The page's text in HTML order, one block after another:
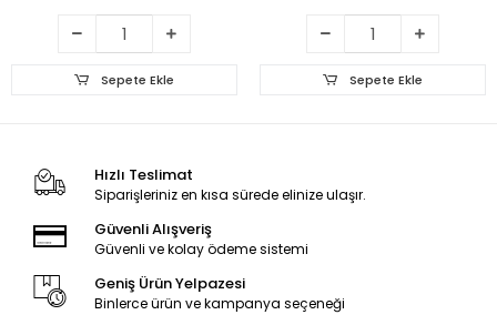
Sepete Ekle Sepete Ekle
Hızlı Teslimat
Siparişleriniz en kısa sürede elinize ulaşır.
Güvenli Alışveriş
Güvenli ve kolay ödeme sistemi
Geniş Ürün Yelpazesi
Binlerce ürün ve kampanya seçeneği